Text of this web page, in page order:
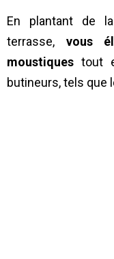
En plantant de
terrasse, vous
moustiques tout
butineurs, tels que